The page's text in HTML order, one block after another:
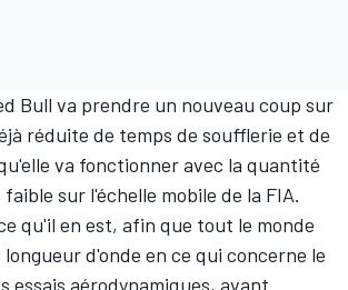
Bull va prendre un nouveau coup sur
réduite de temps de soufflerie et de
va fonctionner avec la quantité
sur l'échelle mobile de la FIA.
qu'il en est, afin que tout le monde
d'onde en ce qui concerne le
essais aérodynamiques, avant